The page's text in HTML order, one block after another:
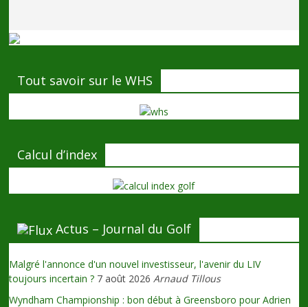
Tout savoir sur le WHS
Calcul d’index
Actus – Journal du Golf
Malgré l'annonce d'un nouvel investisseur, l'avenir du LIV
toujours incertain ? 7 août 2026 Arnaud Tillous
Wyndham Championship : bon début à Greensboro pour Adrien